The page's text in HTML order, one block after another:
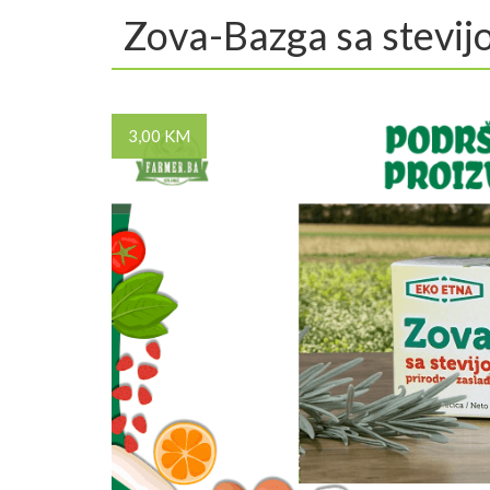
Zova-Bazga sa
3,00 KM